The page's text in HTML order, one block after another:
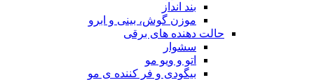
بند انداز
موزن گوش، بینی و ابرو
حالت دهنده های برقی
سشوار
اتو و ویو مو
بیگودی و فر کننده ی مو